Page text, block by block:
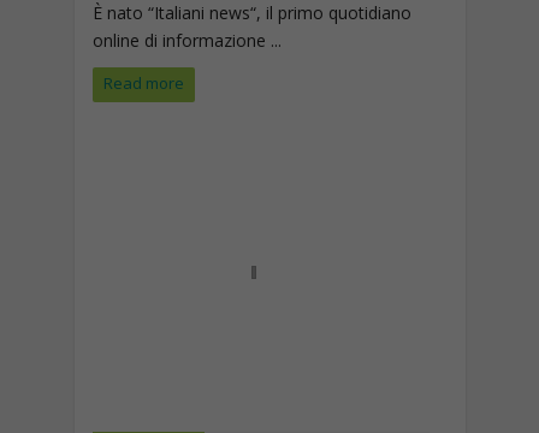
È nato “Italiani news“, il primo quotidiano
online di informazione ...
Read more